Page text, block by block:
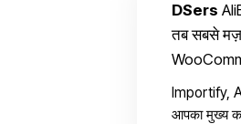
DSers
तब सबसे
Importify,
आपका मुख्य